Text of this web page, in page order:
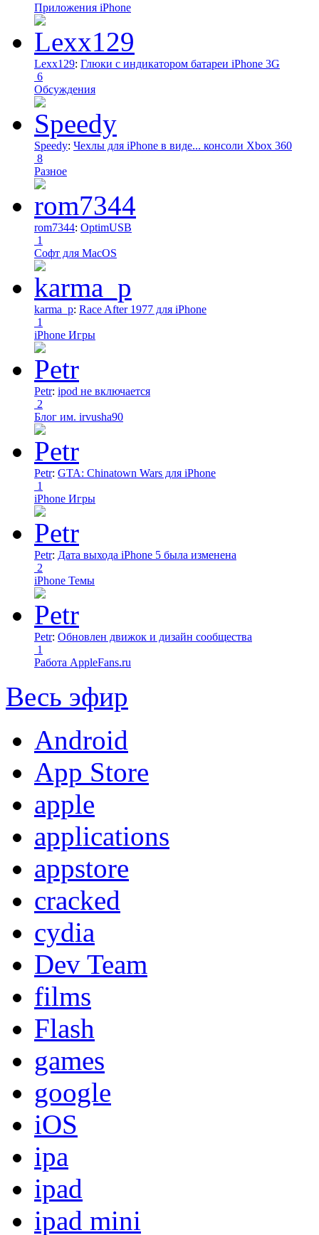
Приложения iPhone
Lexx129: Глюки с индикатором батареи iPhone 3G
6
Обсуждения
Speedy: Чехлы для iPhone в виде... консоли Xbox 360
8
Разное
rom7344: OptimUSB
1
Софт для MacOS
karma_p: Race After 1977 для iPhone
1
iPhone Игры
Petr: ipod не включается
2
Блог им. irvusha90
Petr: GTA: Chinatown Wars для iPhone
1
iPhone Игры
Petr: Дата выхода iPhone 5 была изменена
2
iPhone Темы
Petr: Обновлен движок и дизайн сообщества
1
Работа AppleFans.ru
Весь эфир
Android
App Store
apple
applications
appstore
cracked
cydia
Dev Team
films
Flash
games
google
iOS
ipa
ipad
ipad mini